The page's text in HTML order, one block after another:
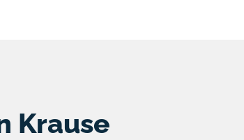
Krause